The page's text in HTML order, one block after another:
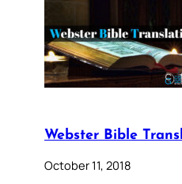
Webster Bible
October 11, 2018